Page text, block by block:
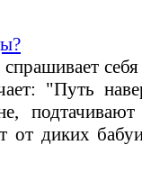
"Путь
от диких